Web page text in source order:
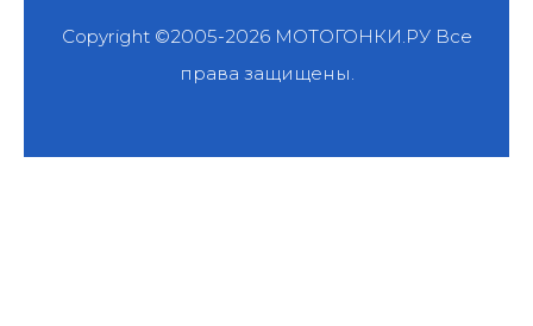
Copyright ©2005-2026 МОТОГОНКИ.РУВсе
права защищены.